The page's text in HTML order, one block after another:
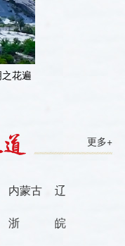
花遍
更多+
内蒙古
辽
浙
皖